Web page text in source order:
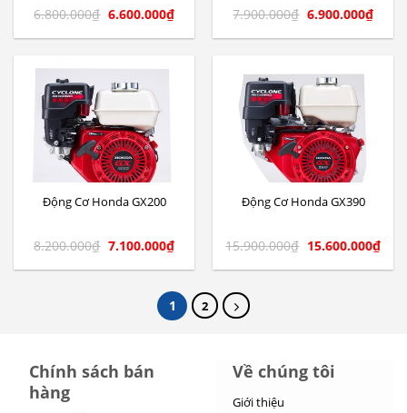
6.800.000₫ 6.600.000₫ 7.900.000₫ 6.900.000₫
Động Cơ Honda GX200
8.200.000₫ 7.100.000₫
Động Cơ Honda GX390
15.900.000₫ 15.600.000₫
1 2
Chính sách bán
hàng
Về chúng tôi
Giới thiệu